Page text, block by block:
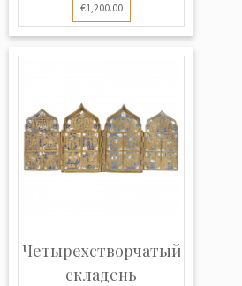
€1,200.00
Четырехстворчатый
складень